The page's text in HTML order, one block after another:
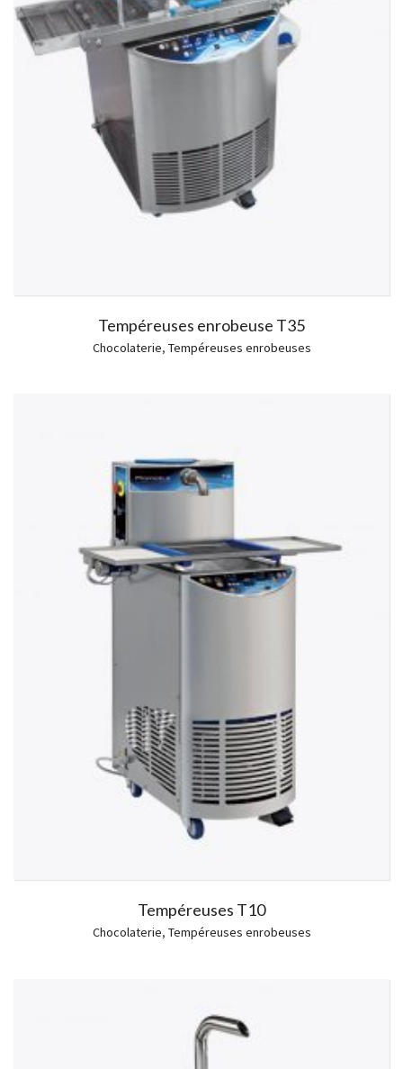
Tempéreuses enrobeuse T35
Chocolaterie, Tempéreuses enrobeuses
Tempéreuses T10
Chocolaterie, Tempéreuses enrobeuses